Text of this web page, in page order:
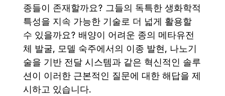
종들이 존재할까요? 그들의 독특한 생화학적
특성을 지속 가능한 기술로 더 넓게 활용할
수 있을까요? 배양이 어려운 종의 메타유전
체 발굴, 모델 숙주에서의 이종 발현, 나노기
술을 기반 전달 시스템과 같은 혁신적인 솔루
션이 이러한 근본적인 질문에 대한 해답을 제
시하고 있습니다.